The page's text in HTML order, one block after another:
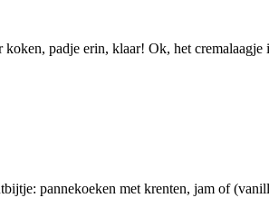
padje erin, klaar! Ok, het
pannekoeken met krenten, jam of